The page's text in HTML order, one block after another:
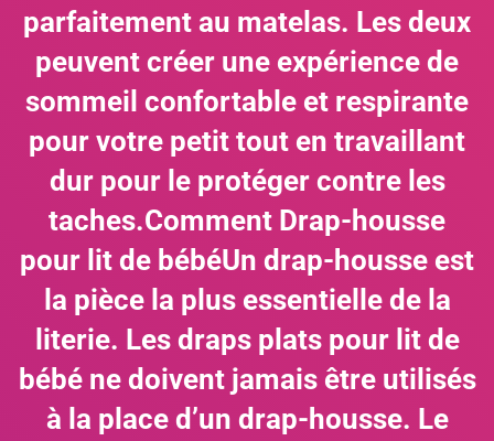
parfaitement au matelas. Les deux
peuvent créer une expérience de
sommeil confortable et respirante
pour votre petit tout en travaillant
dur pour le protéger contre les
taches.Comment Drap-housse
pour lit de bébéUn drap-housse est
la pièce la plus essentielle de la
literie. Les draps plats pour lit de
bébé ne doivent jamais être utilisés
à la place d’un drap-housse. Le